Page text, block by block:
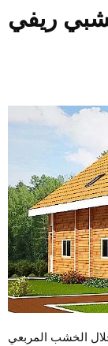
ريفي
الخشب المربعي